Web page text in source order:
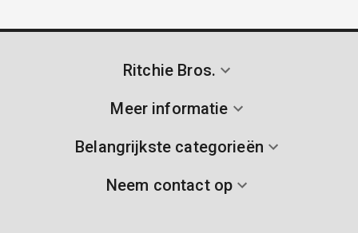
Ritchie Bros.
Meer informatie
Belangrijkste categorieën
Neem contact op